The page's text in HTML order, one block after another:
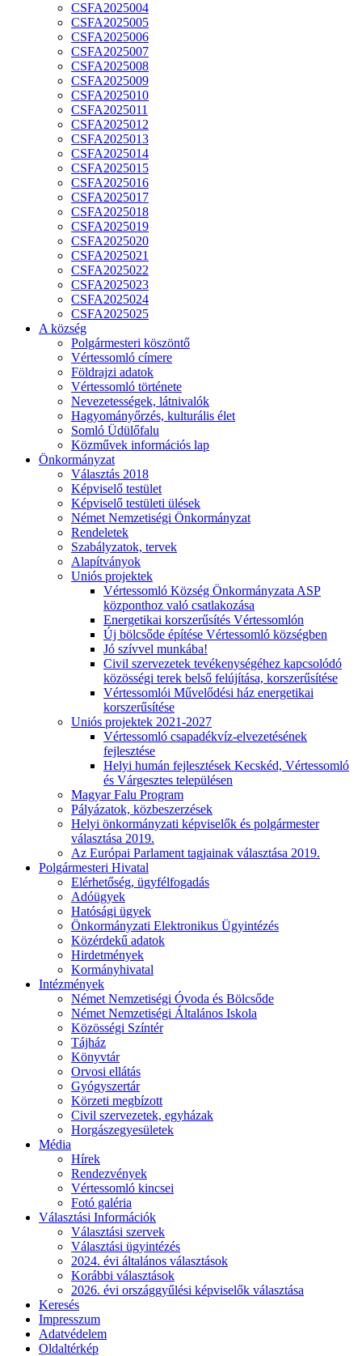
CSFA2025004
CSFA2025005
CSFA2025006
CSFA2025007
CSFA2025008
CSFA2025009
CSFA2025010
CSFA2025011
CSFA2025012
CSFA2025013
CSFA2025014
CSFA2025015
CSFA2025016
CSFA2025017
CSFA2025018
CSFA2025019
CSFA2025020
CSFA2025021
CSFA2025022
CSFA2025023
CSFA2025024
CSFA2025025
A község
Polgármesteri köszöntő
Vértessomló címere
Földrajzi adatok
Vértessomló története
Nevezetességek, látnivalók
Hagyományőrzés, kulturális élet
Somló Üdülőfalu
Közművek információs lap
Önkormányzat
Választás 2018
Képviselő testület
Képviselő testületi ülések
Német Nemzetiségi Önkormányzat
Rendeletek
Szabályzatok, tervek
Alapítványok
Uniós projektek
Vértessomló Község Önkormányzata ASP
központhoz való csatlakozása
Energetikai korszerűsítés Vértessomlón
Új bölcsőde építése Vértessomló községben
Jó szívvel munkába!
Civil szervezetek tevékenységéhez kapcsolódó
közösségi terek belső felújítása, korszerűsítése
Vértessomlói Művelődési ház energetikai
korszerűsítése
Uniós projektek 2021-2027
Vértessomló csapadékvíz-elvezetésének
fejlesztése
Helyi humán fejlesztések Kecskéd, Vértessomló
és Várgesztes településen
Magyar Falu Program
Pályázatok, közbeszerzések
Helyi önkormányzati képviselők és polgármester
választása 2019.
Az Európai Parlament tagjainak választása 2019.
Polgármesteri Hivatal
Elérhetőség, ügyfélfogadás
Adóügyek
Hatósági ügyek
Önkormányzati Elektronikus Ügyintézés
Közérdekű adatok
Hirdetmények
Kormányhivatal
Intézmények
Német Nemzetiségi Óvoda és Bölcsőde
Német Nemzetiségi Általános Iskola
Közösségi Színtér
Tájház
Könyvtár
Orvosi ellátás
Gyógyszertár
Körzeti megbízott
Civil szervezetek, egyházak
Horgászegyesületek
Média
Hírek
Rendezvények
Vértessomló kincsei
Fotó galéria
Választási Információk
Választási szervek
Választási ügyintézés
2024. évi általános választások
Korábbi választások
2026. évi országgyűlési képviselők választása
Keresés
Impresszum
Adatvédelem
Oldaltérkép